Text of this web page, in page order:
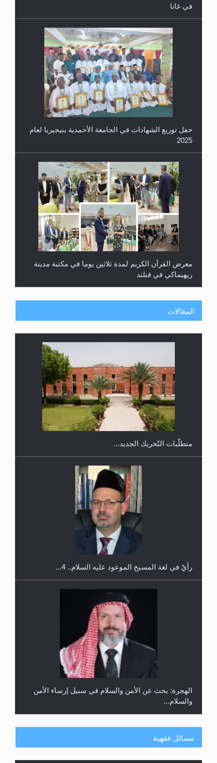
في غانا
حفل توزيع الشهادات في الجامعة الأحمدية بنيجيريا لعام
2025
معرض القرآن الكريم لمدة ثلاثين يوما في مكتبة مدينة
ريهيماكي في فنلند
ندوة حول نظام الوصية في الجماعة الأحمدية في
شيتاغونغ – بنغلاديش
اليوم الوطني الرياضي لمجلس أنصار الله في هولندا
المقالات
متطلَّبات التّحريك الجديد...
رأيٌ في لغة المسيح الموعود عليه السلام.. 4...
الهجرة: بحث عن الأمن والسلام في سبيل إرساء الأمن
والسلام...
مسائل فقهية